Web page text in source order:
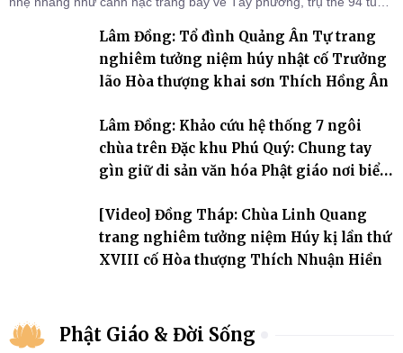
Lâm Đồng: Tổ đình Quảng Ân Tự trang
nghiêm tưởng niệm húy nhật cố Trưởng
lão Hòa thượng khai sơn Thích Hồng Ân
Lâm Đồng: Khảo cứu hệ thống 7 ngôi
chùa trên Đặc khu Phú Quý: Chung tay
gìn giữ di sản văn hóa Phật giáo nơi biển
[Video] Đồng Tháp: Chùa Linh Quang
trang nghiêm tưởng niệm Húy kị lần thứ
XVIII cố Hòa thượng Thích Nhuận Hiền
Phật Giáo & Đời Sống